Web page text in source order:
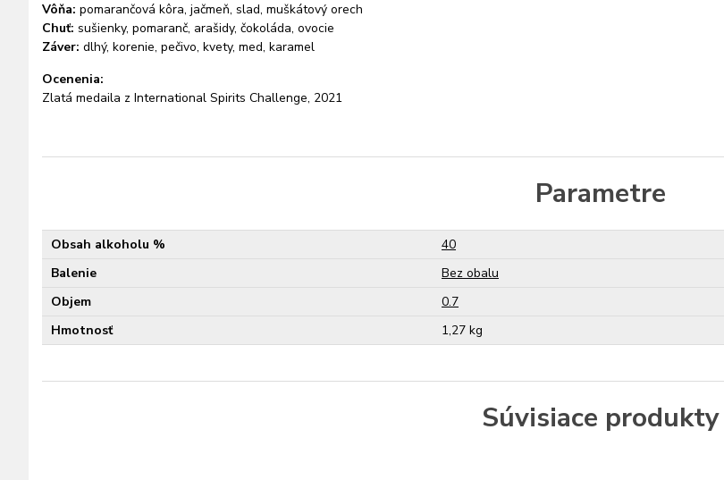
Vôňa: pomarančová kôra, jačmeň, slad, muškátový orech
Chuť: sušienky, pomaranč, arašidy, čokoláda, ovocie
Záver: dlhý, korenie, pečivo, kvety, med, karamel
Ocenenia:
Zlatá medaila z International Spirits Challenge, 2021
Parametre
Obsah alkoholu %
40
Balenie
Bez obalu
Objem
0.7
Hmotnosť
1,27 kg
Súvisiace produkty